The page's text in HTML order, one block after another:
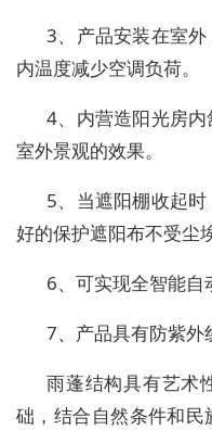
3、产品安装在室
内温度减少空调负荷。
4、内营造阳光房
室外景观的效果。
5、当遮阳棚收起
好的保护遮阳布不受尘
6、可实现全智能自
7、产品具有防紫外
雨蓬结构具有艺术
础，结合自然条件和民